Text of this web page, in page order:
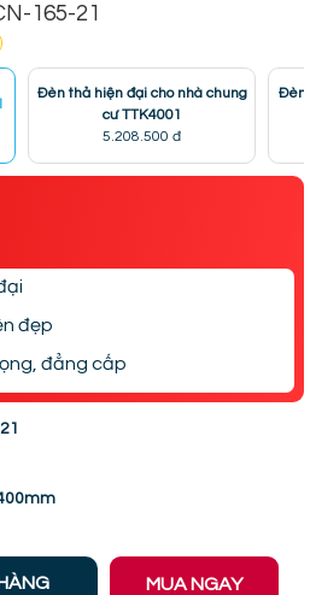
165-21
Đèn thả hiện đại cho nhà chung
cư TTK4001
5.208.500 đ
Đèn
đẹp
đẳng cấp
MUA NGAY